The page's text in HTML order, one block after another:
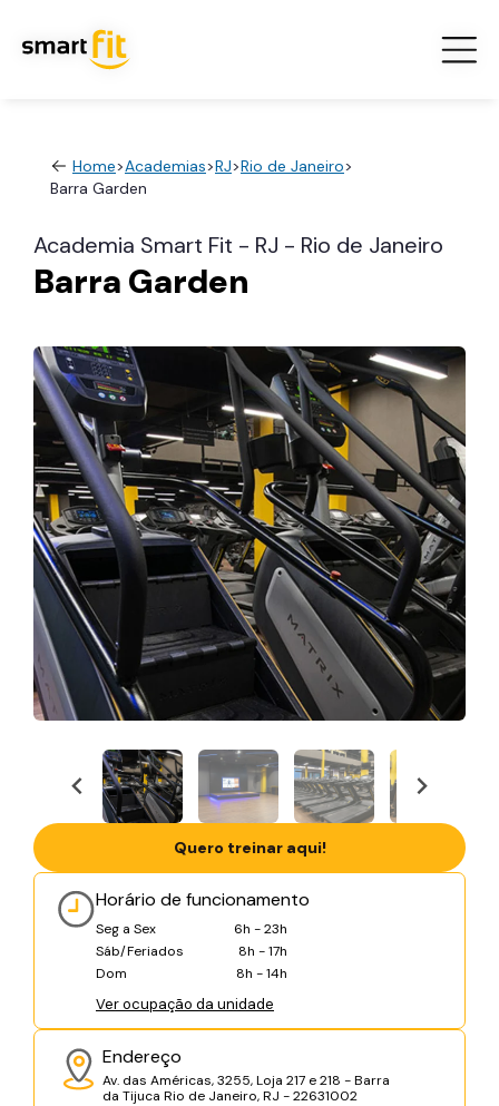
Home>Academias>RJ>Rio de Janeiro>
Barra Garden
Academia Smart Fit - RJ - Rio de Janeiro
Barra Garden
Horário de funcionamento
Seg a Sex
6h - 23h
Sáb/Feriados
8h - 17h
Dom
8h - 14h
Ver ocupação da unidade
Endereço
Av. das Américas, 3255, Loja 217 e 218 - Barra
da Tijuca Rio de Janeiro, RJ - 22631002
Quero treinar aqui!